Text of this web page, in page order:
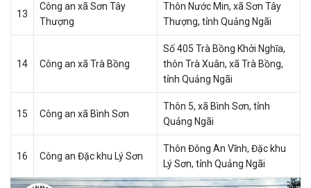
13
Công an xã Sơn Tây
Thượng
Thôn Nước Min, xã Sơn Tây
Thượng, tỉnh Quảng Ngãi
14 Công an xã Trà Bồng
Số 405 Trà Bồng Khởi Nghĩa,
thôn Trà Xuân, xã Trà Bồng,
tỉnh Quảng Ngãi
15 Công an xã Bình Sơn
Thôn 5, xã Bình Sơn, tỉnh
Quảng Ngãi
16 Công an Đặc khu Lý Sơn
Thôn Đông An Vĩnh, Đặc khu
Lý Sơn, tỉnh Quảng Ngãi